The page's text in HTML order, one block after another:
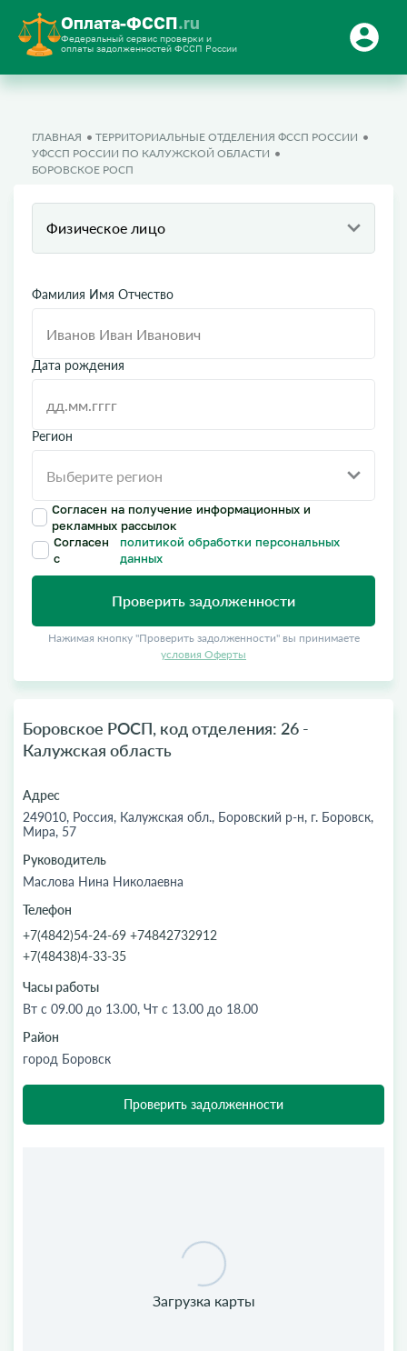
Оплата-ФССП.ru
Федеральный сервис проверки и
оплаты задолженностей ФССП России
ГЛАВНАЯ
ТЕРРИТОРИАЛЬНЫЕ ОТДЕЛЕНИЯ ФССП РОССИИ
УФССП РОССИИ ПО КАЛУЖСКОЙ ОБЛАСТИ
БОРОВСКОЕ РОСП
Физическое лицо
Фамилия Имя Отчество
Дата рождения
Регион
Согласен на получение информационных и
рекламных рассылок
Согласен
с
политикой обработки персональных
данных
Проверить задолженности
Нажимая кнопку "Проверить задолженности" вы принимаете
условия Оферты
Боровское РОСП, код отделения: 26 -
Калужская область
Адрес
249010, Россия, Калужская обл., Боровский р-н, г. Боровск,
Мира, 57
Руководитель
Маслова Нина Николаевна
Телефон
+7(4842)54-24-69 +74842732912
+7(48438)4-33-35
Часы работы
Вт с 09.00 до 13.00, Чт с 13.00 до 18.00
Район
город Боровск
Проверить задолженности